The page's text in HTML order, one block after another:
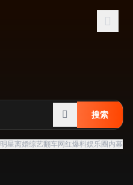
搜索
明星离婚综艺翻车网红爆料娱乐圈内幕